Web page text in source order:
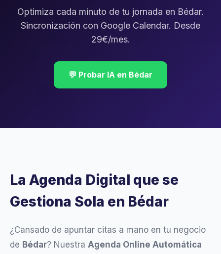
Optimiza cada minuto de tu jornada en Bédar.
Sincronización con Google Calendar. Desde
29€/mes.
💬 Probar IA en Bédar
La Agenda Digital que se
Gestiona Sola en Bédar
¿Cansado de apuntar citas a mano en tu negocio
de Bédar? Nuestra Agenda Online Automática